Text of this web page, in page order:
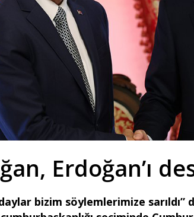
Erdoğan’ı
bizim söylemlerimize sarıldı”